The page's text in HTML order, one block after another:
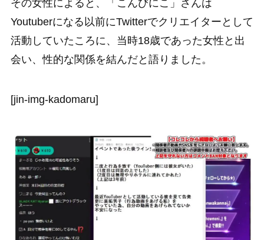
その女性によると、「こんびにこ」さんは
Youtuberになる以前にTwitterでクリエイターとして
活動していたころに、当時18歳であった女性と出
会い、性的な関係を結んだと語りました。
[jin-img-kadomaru]